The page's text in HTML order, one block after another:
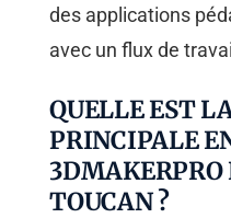
des applications
avec un flux de
QUELLE EST
PRINCIPALE
3DMAKERPRO
TOUCAN ?